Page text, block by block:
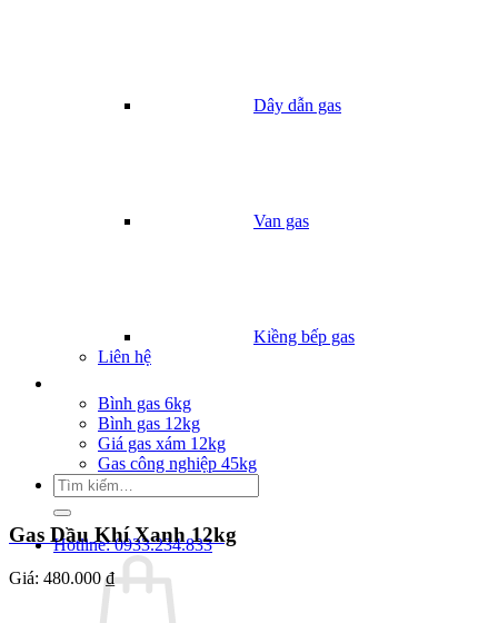
Dây dẫn gas
Van gas
Kiềng bếp gas
Liên hệ
Bình gas 6kg
Bình gas 12kg
Giá gas xám 12kg
Gas công nghiệp 45kg
Tìm
kiếm:
Hotline: 0933.234.833
Gas Dầu Khí Xanh 12kg
Giá: 480.000 ₫